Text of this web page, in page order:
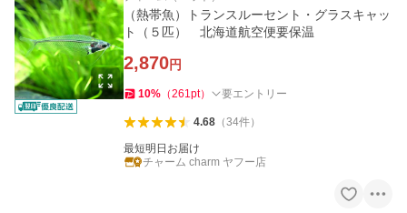
（熱帯魚）トランスルーセント・グラスキャッ
ト（５匹） 北海道航空便要保温
2,870円
10% （261pt） 要エントリー
4.68（34件）
最短明日お届け
チャーム charm ヤフー店